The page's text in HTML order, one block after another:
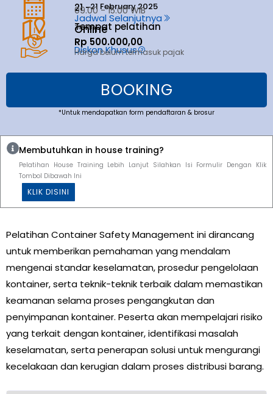
21 -21 February 2025
09.00 - 15.00 WIB
Jadwal Selanjutnya
Tempat pelatihan
zoom
Online
Rp 500.000,00
Diskon Khusus
Harga belum termasuk pajak
BOOKING
*Untuk mendapatkan form pendaftaran & brosur
Membutuhkan in house training?
Pelatihan House Training Lebih Lanjut Silahkan Isi Formulir Dengan Klik
Tombol Dibawah Ini
KLIK DISINI
Pelatihan Container Safety Management ini dirancang
untuk memberikan pemahaman yang mendalam
mengenai standar keselamatan, prosedur pengelolaan
kontainer, serta teknik-teknik terbaik dalam memastikan
keamanan selama proses pengangkutan dan
penyimpanan kontainer. Peserta akan mempelajari risiko
yang terkait dengan kontainer, identifikasi masalah
keselamatan, serta penerapan solusi untuk mengurangi
kecelakaan dan kerugian dalam proses distribusi barang.